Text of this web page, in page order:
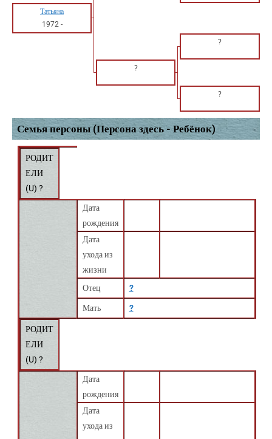
Татьяна
1972-
?
?
?
Семья персоны (Персона здесь - Ребёнок)
РОДИТ
ЕЛИ
(U) ?
Дата
рождения
Дата
ухода из
жизни
Отец
?
Мать ?
РОДИТ
ЕЛИ
(U) ?
Дата
рождения
Дата
ухода из